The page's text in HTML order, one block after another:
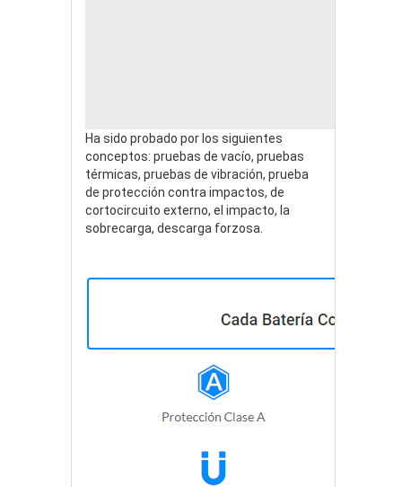
Ha sido probado por los siguientes
conceptos: pruebas de vacío, pruebas
térmicas, pruebas de vibración, prueba
de protección contra impactos, de
cortocircuito externo, el impacto, la
sobrecarga, descarga forzosa.